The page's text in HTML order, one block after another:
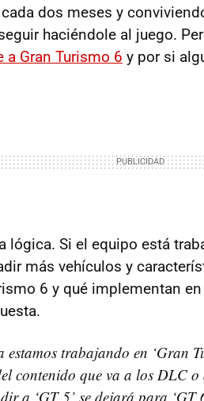
dos meses y
haciéndole al juego.
a Gran Turismo 6 y por si
lógica. Si el equipo está
más vehículos y
6 y qué implementan
estamos trabajando en ‘Gran
contenido que va a los DLC o
a ‘GT 5’ se dejará para ‘GT